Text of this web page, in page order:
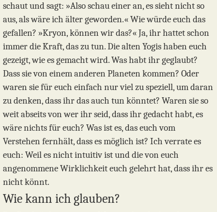
schaut und sagt: »Also schau einer an, es sieht nicht so
aus, als wäre ich älter geworden.« Wie würde euch das
gefallen? »Kryon, können wir das?« Ja, ihr hattet schon
immer die Kraft, das zu tun. Die alten Yogis haben euch
gezeigt, wie es gemacht wird. Was habt ihr geglaubt?
Dass sie von einem anderen Planeten kommen? Oder
waren sie für euch einfach nur viel zu speziell, um daran
zu denken, dass ihr das auch tun könntet? Waren sie so
weit abseits von wer ihr seid, dass ihr gedacht habt, es
wäre nichts für euch? Was ist es, das euch vom
Verstehen fernhält, dass es möglich ist? Ich verrate es
euch: Weil es nicht intuitiv ist und die von euch
angenommene Wirklichkeit euch gelehrt hat, dass ihr es
nicht könnt.
Wie kann ich glauben?